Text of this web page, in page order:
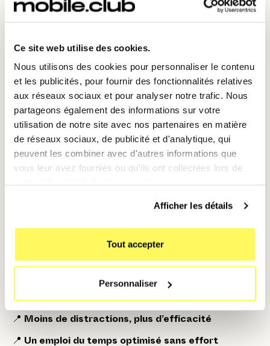
Ce site web utilise des cookies.
Nous utilisons des cookies pour personnaliser le contenu
et les publicités, pour fournir des fonctionnalités relatives
aux réseaux sociaux et pour analyser notre trafic. Nous
partageons également des informations sur votre
utilisation de notre site avec nos partenaires en matière
de réseaux sociaux, de publicité et d'analytique, qui
peuvent les combiner avec d'autres informations que
vous leur avez fournies ou qu'ils ont collectées lors de
Afficher les détails
Tout accepter
Personnaliser
✅3. Notifications adaptées à votre
Grâce auxmodes de Concentration intelligents
selon le moment de la journée.
📌 En mode Travail→ Alertes emails pro et rappels de
réunion uniquement
→ Messages et rappels
personnels mis en avant
🔹Astuce : Activez lemode Concentration
🚀
📍 Moins de distractions, plus d’efficacité
📍 Un emploi du temps optimisé sans effort